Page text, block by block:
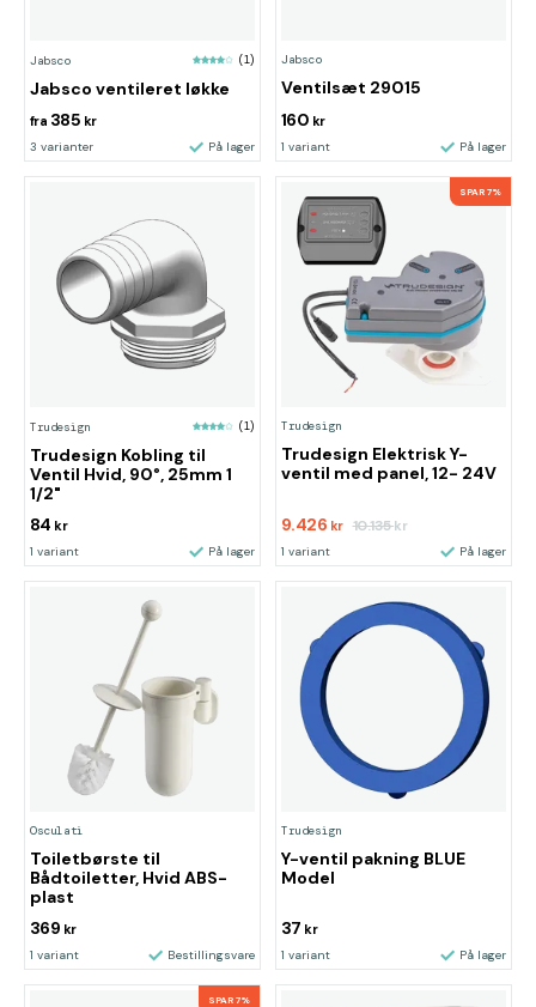
Jabsco (1)
Jabsco ventileret løkke
fra 385 kr
3 varianter På lager
Jabsco
Ventilsæt 29015
160 kr
1 variant På lager
Trudesign (1)
Trudesign Kobling til
Ventil Hvid, 90°, 25mm 1
1/2"
84 kr
1 variant På lager
SPAR 7%
Trudesign
Trudesign Elektrisk Y-
ventil med panel, 12- 24V
9.426 kr 10.135kr
1 variant På lager
Osculati
Toiletbørste til
Bådtoiletter, Hvid ABS-
plast
369 kr
1 variant Bestillingsvare
Trudesign
Y-ventil pakning BLUE
Model
37 kr
1 variant På lager
SPAR 7%